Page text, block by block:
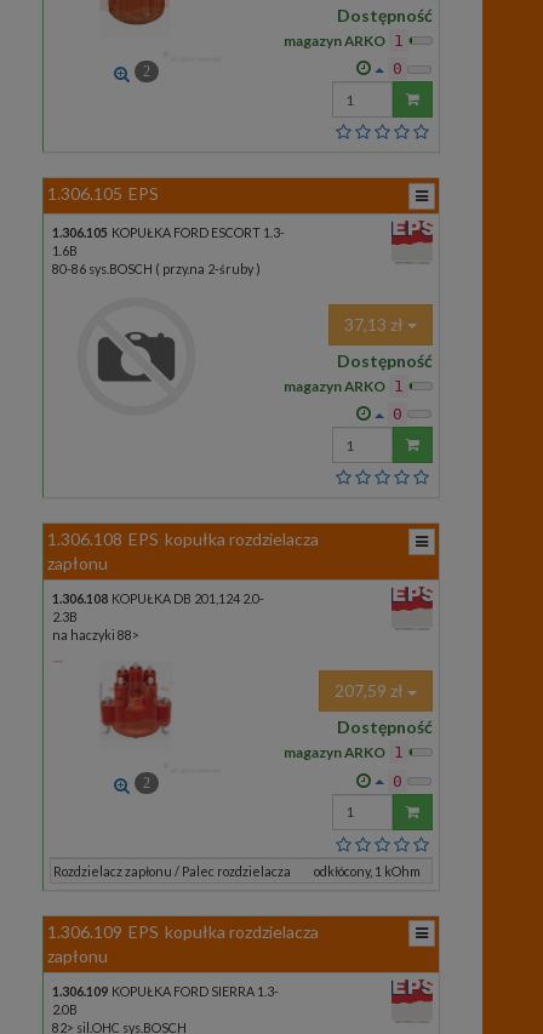
2
Dostępność
magazyn ARKO 1
0
Wprowadź
ilość
1.306.105 EPS
1.306.105 KOPUŁKA FORD ESCORT 1.3-
1.6B
80-86 sys.BOSCH ( przy.na 2-śruby )
37,13 zł
Dostępność
magazyn ARKO 1
0
Wprowadź
ilość
1.306.108 EPS kopułka rozdzielacza
zapłonu
1.306.108 KOPUŁKA DB 201,124 2.0-
2.3B
na haczyki 88>
2
207,59 zł
Dostępność
magazyn ARKO 1
0
Wprowadź
ilość
Rozdzielacz zapłonu / Palec rozdzielacza odkłócony, 1 kOhm
1.306.109 EPS kopułka rozdzielacza
zapłonu
1.306.109 KOPUŁKA FORD SIERRA 1.3-
2.0B
82> sil.OHC sys.BOSCH